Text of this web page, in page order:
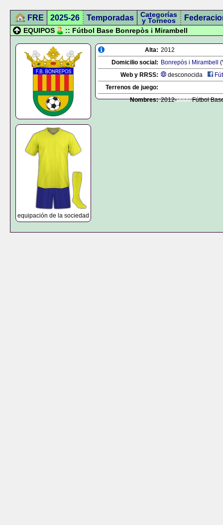
FRE 2025-26 Temporadas Categorías
y Torneos
EQUIPOS :: Fútbol Base Bonrepòs i Mirambell
equipación de la sociedad
Alta: 2012
Domicilio social: Bonrepòs i Mirambell (
Web y RRSS:
desconocida
Fútbol-
Terrenos de juego:
Nombres: 2012-0000Fútbol